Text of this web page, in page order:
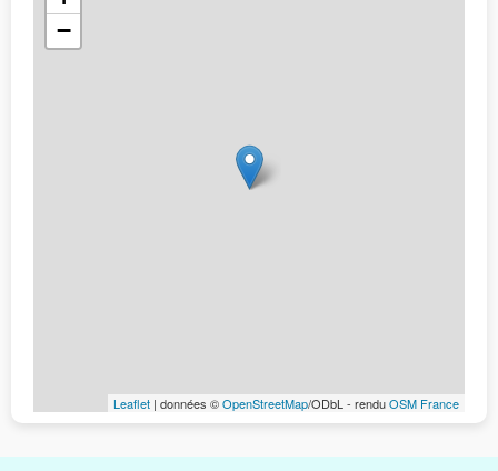
−
Leaflet | données ©OpenStreetMap/ODbL - renduOSM France